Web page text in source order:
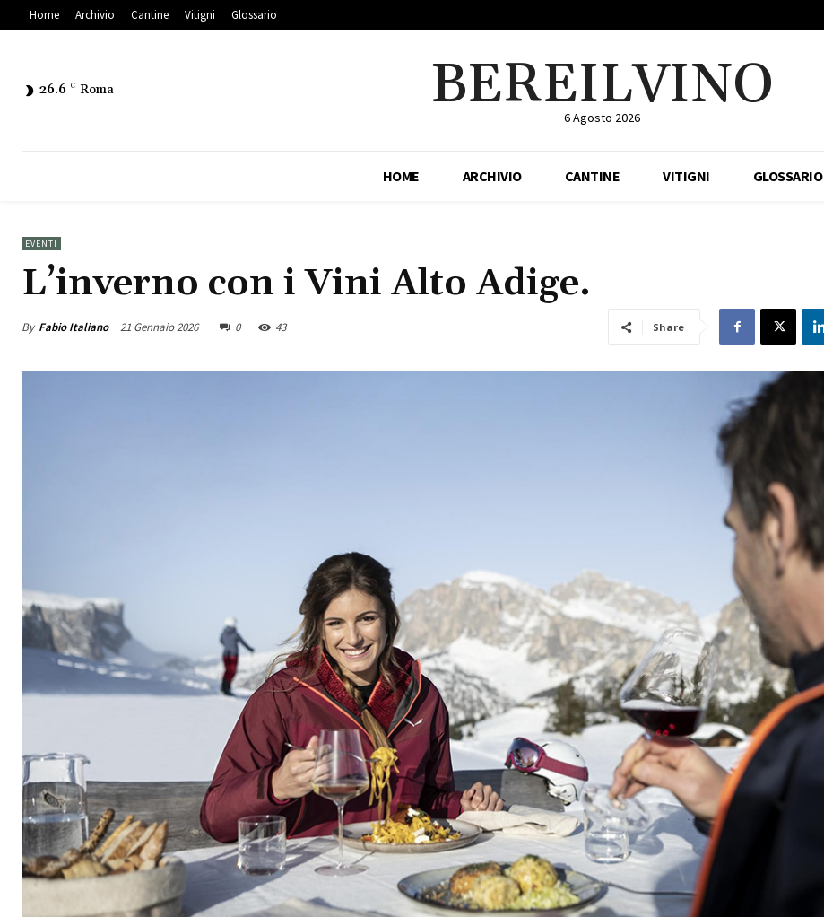
Home Archivio Cantine Vitigni Glossario
26.6 C Roma BEREILVINO
6 Agosto 2026
HOME ARCHIVIO CANTINE VITIGNI GLOSSARIO
EVENTI
L’inverno con i Vini Alto Adige.
By Fabio Italiano 21 Gennaio 2026 0 43 Share